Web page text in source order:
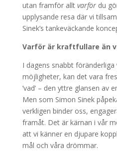
utan framför allt varfördu
upplysande resa där vi
Sinek’s tankeväckande
Varför är kraftfullare än
I dagens snabbt
möjligheter, kan det vara
’vad’ – den yttre glansen av
Men som Simon Sinek
verkligen binder oss,
framåt. Det är kärnan i vår
att vi känner en djupare
mål och våra drömmar.